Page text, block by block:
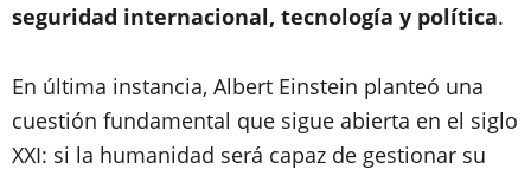
seguridad internacional, tecnología y política.
En última instancia, Albert Einstein planteó una
cuestión fundamental que sigue abierta en el siglo
XXI: si la humanidad será capaz de gestionar su